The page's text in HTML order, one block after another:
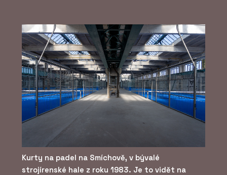
Kurty na padel na Smíchově, v bývalé
strojírenské hale z roku 1983. Je to vidět na